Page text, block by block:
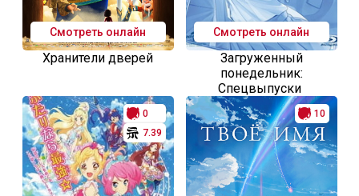
Смотреть онлайн
Хранители дверей
Смотреть онлайн
Загруженный
понедельник:
Спецвыпуски
0
7.39
10